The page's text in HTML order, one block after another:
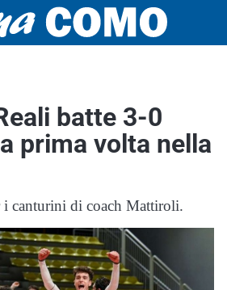
batte 3-0
prima volta nella
i canturini di coach Mattiroli.